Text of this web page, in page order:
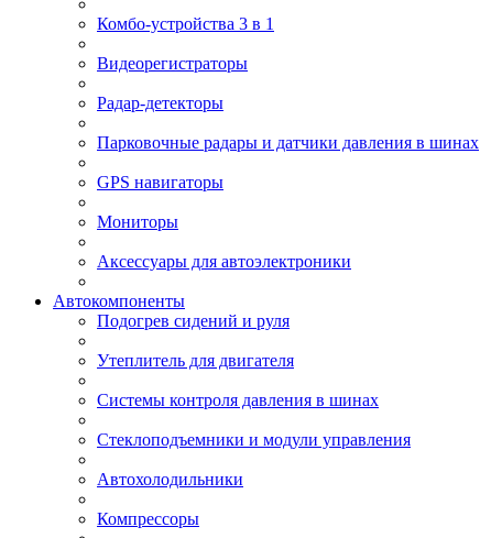
Комбо-устройства 3 в 1
Видеорегистраторы
Радар-детекторы
Парковочные радары и датчики давления в шинах
GPS навигаторы
Мониторы
Аксессуары для автоэлектроники
Автокомпоненты
Подогрев сидений и руля
Утеплитель для двигателя
Системы контроля давления в шинах
Стеклоподъемники и модули управления
Автохолодильники
Компрессоры